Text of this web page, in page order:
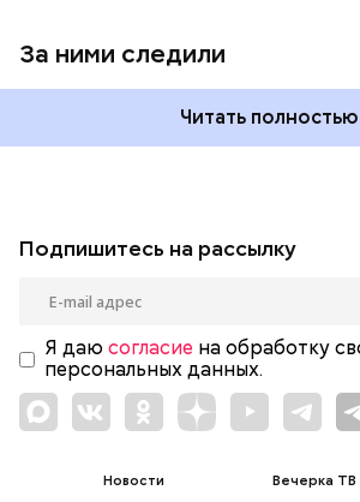
За ними следили
Читать полностью
Подпишитесь на рассылку
Я даю согласие на обработку
персональных данных.
Новости
Вечерка ТВ